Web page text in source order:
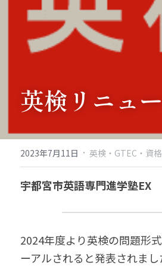
英語診断ドックを予
英検リニュ
2023年7月11日 · 英検・GTEC・資
宇都宮市英語専門進学塾EX
2024年度より英検の問題形
ーアルされると発表されまし